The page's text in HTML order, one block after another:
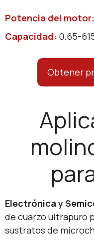
Potencia del motor:
Capacidad: 0.65-
Obtener
​Electrónica y
de cuarzo ultrapuro
sustratos de